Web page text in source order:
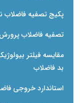
پکیج تصفیه فاضلاب
تصفیه فاضلاب
مقایسه فیلتر
بد فاضلاب
استاندارد خروجی